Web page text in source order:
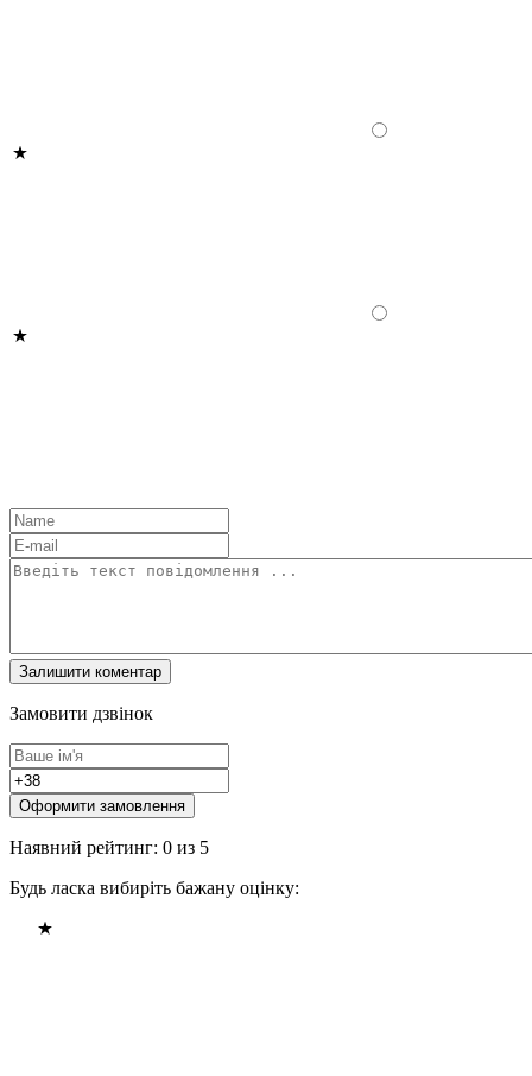
Замовити дзвінок
Оформити замовлення
Наявний рейтинг: 0 из 5
Будь ласка вибиріть бажану оцінку: